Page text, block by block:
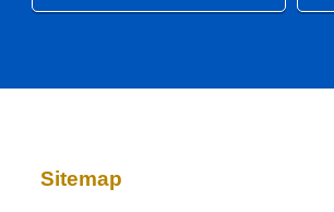
Sitemap